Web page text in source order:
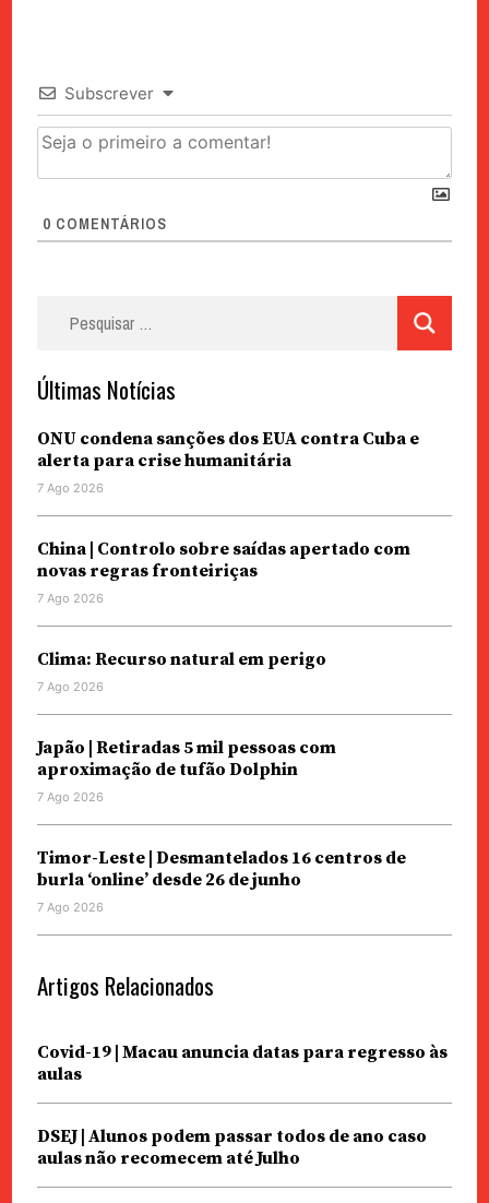
Subscrever
0 COMENTÁRIOS
Últimas Notícias
ONU condena sanções dos EUA contra Cuba e
alerta para crise humanitária
7 Ago 2026
China | Controlo sobre saídas apertado com
novas regras fronteiriças
7 Ago 2026
Clima: Recurso natural em perigo
7 Ago 2026
Japão | Retiradas 5 mil pessoas com
aproximação de tufão Dolphin
7 Ago 2026
Timor-Leste | Desmantelados 16 centros de
burla ‘online’ desde 26 de junho
7 Ago 2026
Artigos Relacionados
Covid-19 | Macau anuncia datas para regresso às
aulas
DSEJ | Alunos podem passar todos de ano caso
aulas não recomecem até Julho